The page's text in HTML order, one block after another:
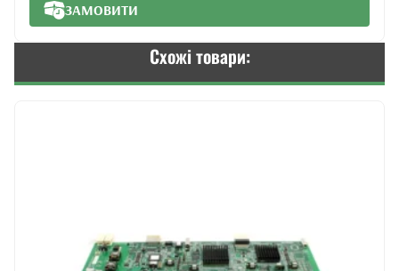
ЗАМОВИТИ
Схожі товари: